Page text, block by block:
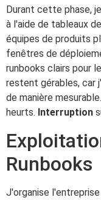
Durant cette phase,
à l'aide de tableaux
équipes de produits
fenêtres de
runbooks clairs pour
restent gérables, car
de manière
heurts. Interruption
Runbooks
J'organise